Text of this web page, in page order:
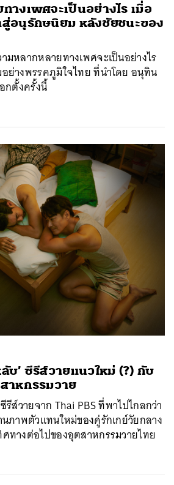
างเพศจะเป็นอย่างไร เมื่อ
อนุรักษนิยม หลังชัยชนะของ
หลากหลายทางเพศจะเป็นอย่างไร
ย่างพรรคภูมิใจไทย ที่นำโดย อนุทิน
กตั้งครั้งนี้
บ’ ซีรีส์วายแนวใหม่ (?) กับ
าหกรรมวาย
ส์วายจาก Thai PBS ที่พาไปไกลกว่า
ภาพตัวแทนใหม่ของคู่รักเกย์วัยกลาง
ทางต่อไปของอุตสาหกรรมวายไทย